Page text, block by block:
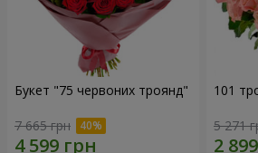
Букет "75 червоних троянд"
7 665 грн
101
5 271